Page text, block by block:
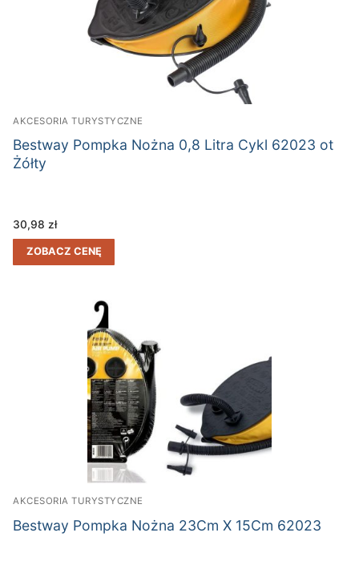
AKCESORIA TURYSTYCZNE
Bestway Pompka Nożna 0,8 Litra Cykl 62023 ot
Żółty
30,98 zł
ZOBACZ CENĘ
AKCESORIA TURYSTYCZNE
Bestway Pompka Nożna 23Cm X 15Cm 62023